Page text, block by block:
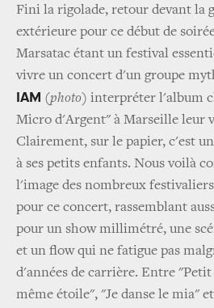
Fini la rigolade, retour devant la
extérieure pour ce début de
Marsatac étant un festival
vivre un concert d'un groupe
IAM (photo) interpréter l'album
Micro d'Argent" à Marseille leur
Clairement, sur le papier, c'est
à ses petits enfants. Nous voilà
l'image des nombreux
pour ce concert, rassemblant
pour un show millimétré, une
et un flow qui ne fatigue pas
d'années de carrière. Entre "Petit
même étoile", "Je danse le mia"